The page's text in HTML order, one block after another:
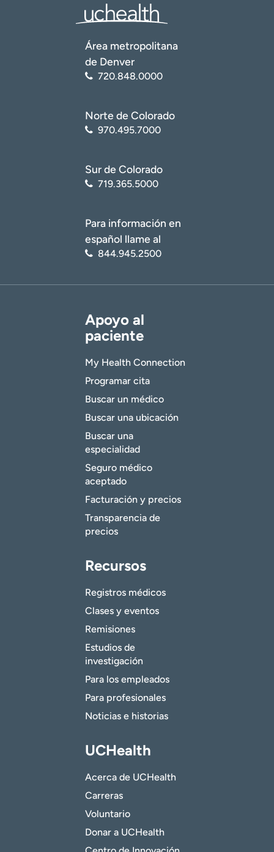
Área metropolitana
de Denver
720.848.0000
Norte de Colorado
970.495.7000
Sur de Colorado
719.365.5000
Para información en
español llame al
844.945.2500
Apoyo al
paciente
My Health Connection
Programar cita
Buscar un médico
Buscar una ubicación
Buscar una
especialidad
Seguro médico
aceptado
Facturación y precios
Transparencia de
precios
Recursos
Registros médicos
Clases y eventos
Remisiones
Estudios de
investigación
Para los empleados
Para profesionales
Noticias e historias
UCHealth
Acerca de UCHealth
Carreras
Voluntario
Donar a UCHealth